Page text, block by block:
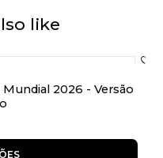
like
2026 - Versão